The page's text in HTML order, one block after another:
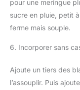
pour une meringue
sucre en pluie, petit
ferme mais souple.
6. Incorporer sans
Ajoute un tiers des
l’assouplir. Puis